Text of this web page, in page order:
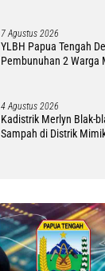
7 Agustus 2026
YLBH Papua Tengah
Pembunuhan 2 Warga
4 Agustus 2026
Kadistrik Merlyn Blak-
Sampah di Distrik